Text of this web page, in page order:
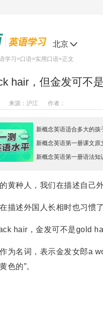
北京
学习 >口语>实用口语>正文
hair，但金发可不
来源： 沪江 作者：
新概念英语适合多大的孩
新概念英语第一册课文原
新概念英语第一册语法知
种人，我们在描述自己外
述外国人长相时也习惯了
，金发可不是gold
名词，表示金发女郎a
色的”。